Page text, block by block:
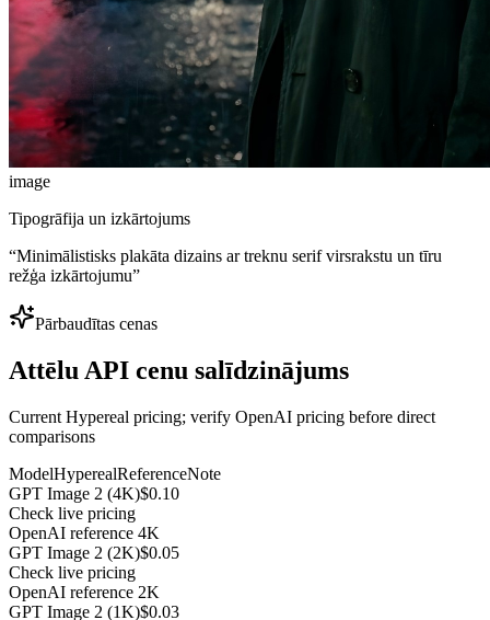
image
Tipogrāfija un izkārtojums
“Minimālistisks plakāta dizains ar treknu serif virsrakstu un tīru
režģa izkārtojumu”
Pārbaudītas cenas
Attēlu API cenu salīdzinājums
Current Hypereal pricing; verify OpenAI pricing before direct
comparisons
ModelHyperealReferenceNote
GPT Image 2 (4K)$0.10
Check live pricing
OpenAI reference 4K
GPT Image 2 (2K)$0.05
Check live pricing
OpenAI reference 2K
GPT Image 2 (1K)$0.03